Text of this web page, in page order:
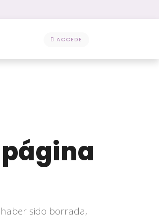
ACCEDE
página
sido borrada,